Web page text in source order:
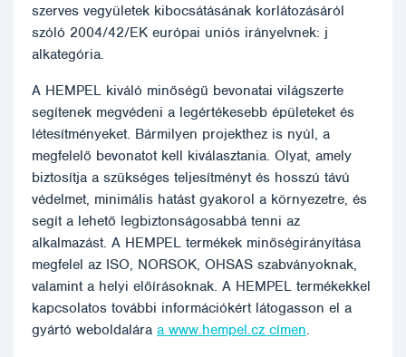
szerves vegyületek kibocsátásának korlátozásáról
szóló 2004/42/EK európai uniós irányelvnek: j
alkategória.
A HEMPEL kiváló minőségű bevonatai világszerte
segítenek megvédeni a legértékesebb épületeket és
létesítményeket. Bármilyen projekthez is nyúl, a
megfelelő bevonatot kell kiválasztania. Olyat, amely
biztosítja a szükséges teljesítményt és hosszú távú
védelmet, minimális hatást gyakorol a környezetre, és
segít a lehető legbiztonságosabbá tenni az
alkalmazást. A HEMPEL termékek minőségirányítása
megfelel az ISO, NORSOK, OHSAS szabványoknak,
valamint a helyi előírásoknak. A HEMPEL termékekkel
kapcsolatos további információkért látogasson el a
gyártó weboldalára a www.hempel.cz címen.